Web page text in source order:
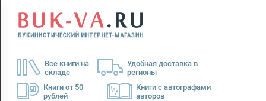
Все книги на
складе
Удобная доставка в
регионы
Книги от 50
рублей
Книги с автографами
авторов
Menu
Доставка